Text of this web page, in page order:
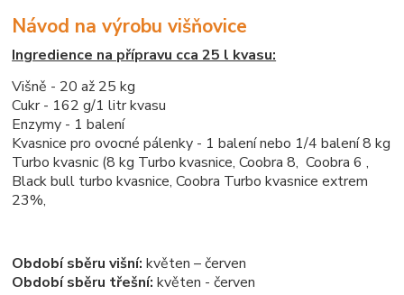
Návod na výrobu višňovice
Ingredience na přípravu cca 25 l kvasu:
Višně - 20 až 25 kg
Cukr - 162 g/1 litr kvasu
Enzymy - 1 balení
Kvasnice pro ovocné pálenky - 1 balení nebo 1/4 balení 8 kg
Turbo kvasnic (8 kg Turbo kvasnice, Coobra 8, Coobra 6 ,
Black bull turbo kvasnice, Coobra Turbo kvasnice extrem
23%,
Období sběru višní: květen – červen
Období sběru třešní: květen - červen